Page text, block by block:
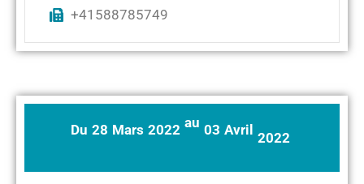
+41588785749
Du 28 Mars 2022 au 03 Avril 2022